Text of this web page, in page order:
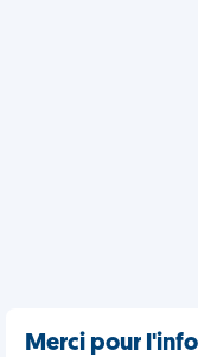
Merci pour